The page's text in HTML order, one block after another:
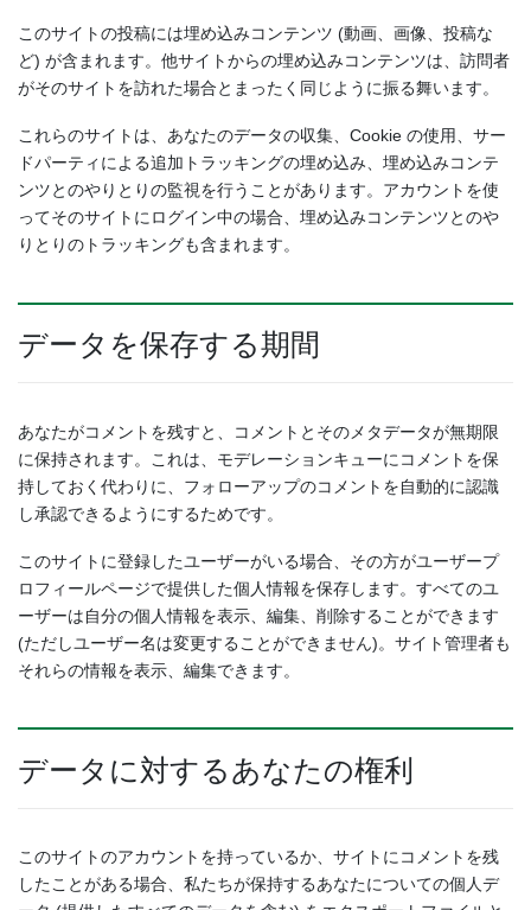
このサイトの投稿には埋め込みコンテンツ (動画、画像、投稿な
ど) が含まれます。他サイトからの埋め込みコンテンツは、訪問者
がそのサイトを訪れた場合とまったく同じように振る舞います。
これらのサイトは、あなたのデータの収集、Cookie の使用、サー
ドパーティによる追加トラッキングの埋め込み、埋め込みコンテ
ンツとのやりとりの監視を行うことがあります。アカウントを使
ってそのサイトにログイン中の場合、埋め込みコンテンツとのや
りとりのトラッキングも含まれます。
データを保存する期間
あなたがコメントを残すと、コメントとそのメタデータが無期限
に保持されます。これは、モデレーションキューにコメントを保
持しておく代わりに、フォローアップのコメントを自動的に認識
し承認できるようにするためです。
このサイトに登録したユーザーがいる場合、その方がユーザープ
ロフィールページで提供した個人情報を保存します。すべてのユ
ーザーは自分の個人情報を表示、編集、削除することができます
(ただしユーザー名は変更することができません)。サイト管理者も
それらの情報を表示、編集できます。
データに対するあなたの権利
このサイトのアカウントを持っているか、サイトにコメントを残
したことがある場合、私たちが保持するあなたについての個人デ